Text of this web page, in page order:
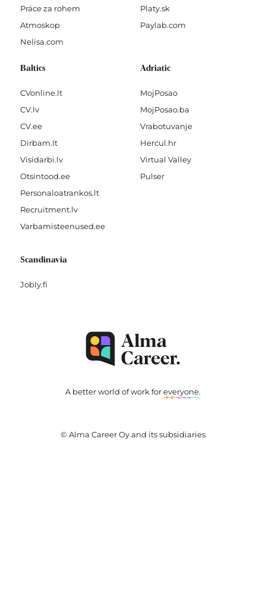
Práce za rohem
Atmoskop
Nelisa.com
Platy.sk
Paylab.com
Baltics
CVonline.lt
CV.lv
CV.ee
Dirbam.It
Visidarbi.lv
Otsintood.ee
Personaloatrankos.lt
Recruitment.lv
Varbamisteenused.ee
Adriatic
MojPosao
MojPosao.ba
Vrabotuvanje
Hercul.hr
Virtual Valley
Pulser
Scandinavia
Jobly.fi
A better world of work foreveryone.
© Alma Career Oy and its subsidiaries